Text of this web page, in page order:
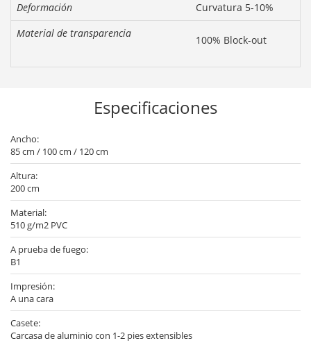
Deformación
Curvatura 5-10%
Material de transparencia
100% Block-out
Especificaciones
Ancho:
85 cm / 100 cm / 120 cm
Altura:
200 cm
Material:
510 g/m2 PVC
A prueba de fuego:
B1
Impresión:
A una cara
Casete:
Carcasa de aluminio con 1-2 pies extensibles